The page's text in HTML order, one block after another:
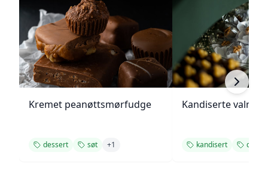
Kremet peanøttsmørfudge
dessert søt +1
Kandiserte
kandisert